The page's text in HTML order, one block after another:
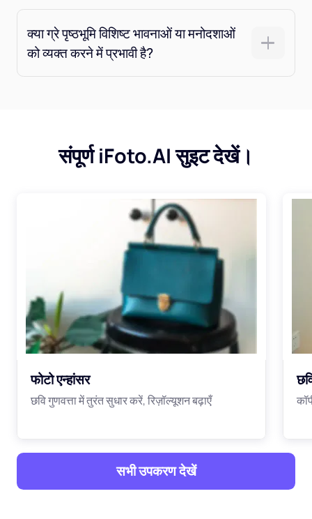
क्या ग्रे पृष्ठभूमि विशिष्ट भावनाओं या मनोदशाओं
को व्यक्त करने में प्रभावी है?
संपूर्ण iFoto.AI सुइट देखें।
फोटो एन्हांसर
छवि गुणवत्ता में तुरंत सुधार करें, रिज़ॉल्यूशन बढ़ाएँ
सभी उपकरण देखें